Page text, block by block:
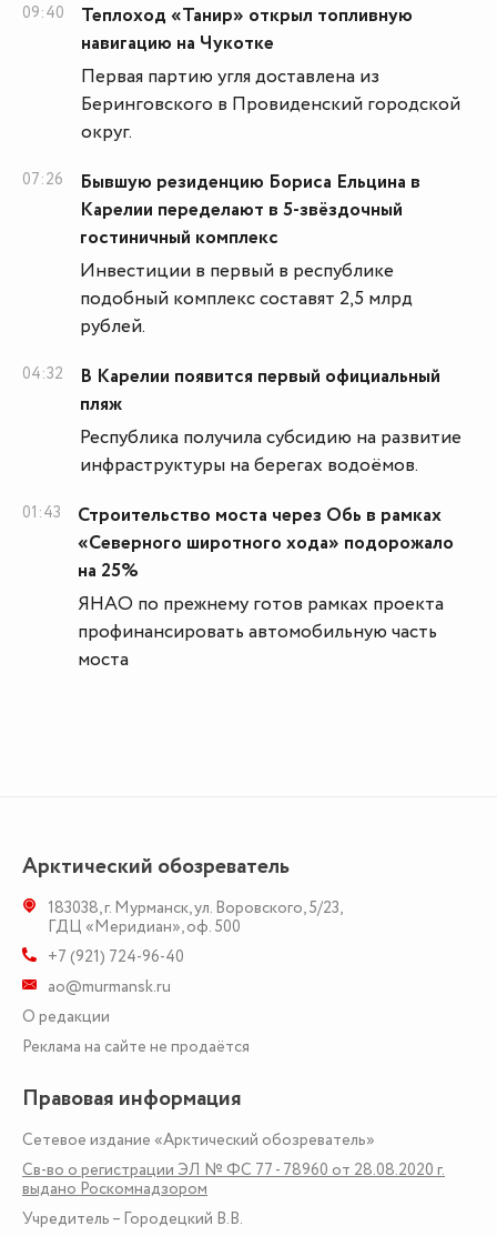
09:40
Теплоход «Танир» открыл топливную
навигацию на Чукотке
Первая партию угля доставлена из
Беринговского в Провиденский городской
округ.
07:26
Бывшую резиденцию Бориса Ельцина в
Карелии переделают в 5-звёздочный
гостиничный комплекс
Инвестиции в первый в республике
подобный комплекс составят 2,5 млрд
рублей.
04:32
В Карелии появится первый официальный
пляж
Республика получила субсидию на развитие
инфраструктуры на берегах водоёмов.
01:43
Строительство моста через Обь в рамках
«Северного широтного хода» подорожало
на 25%
ЯНАО по прежнему готов рамках проекта
профинансировать автомобильную часть
моста
Арктический обозреватель
183038,г. Мурманск,ул. Воровского, 5/23,
ГДЦ «Меридиан», оф. 500
+7 (921) 724-96-40
ao@murmansk.ru
О редакции
Реклама на сайте не продаётся
Правовая информация
Сетевое издание «Арктический обозреватель»
Св-во о регистрации ЭЛ № ФС 77 - 78960 от 28.08.2020 г.
выдано Роскомнадзором
Учредитель – Городецкий В.В.